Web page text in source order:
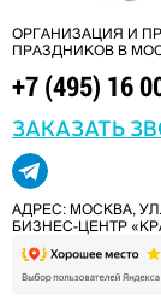
ОРГАНИЗАЦИЯ И
ПРАЗДНИКОВ В
+7 (495) 16
ЗАКАЗАТЬ
АДРЕС: МОСКВА,
БИЗНЕС-ЦЕНТР